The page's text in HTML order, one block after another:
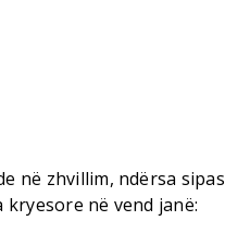
në zhvillim, ndërsa sipas
në vend janë: